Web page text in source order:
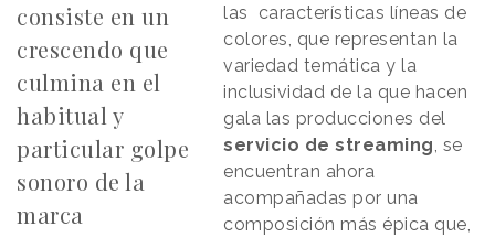
consiste en un
crescendo que
culmina en el
habitual y
particular golpe
sonoro de la
marca
las características líneas de
colores, que representan la
variedad temática y la
inclusividad de la que hacen
gala las producciones del
servicio de streaming, se
encuentran ahora
acompañadas por una
composición más épica que,